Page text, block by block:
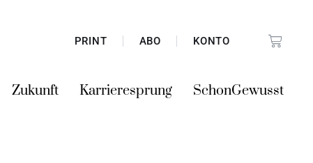
PRINT ABO KONTO
Zukunft Karrieresprung SchonGewusst